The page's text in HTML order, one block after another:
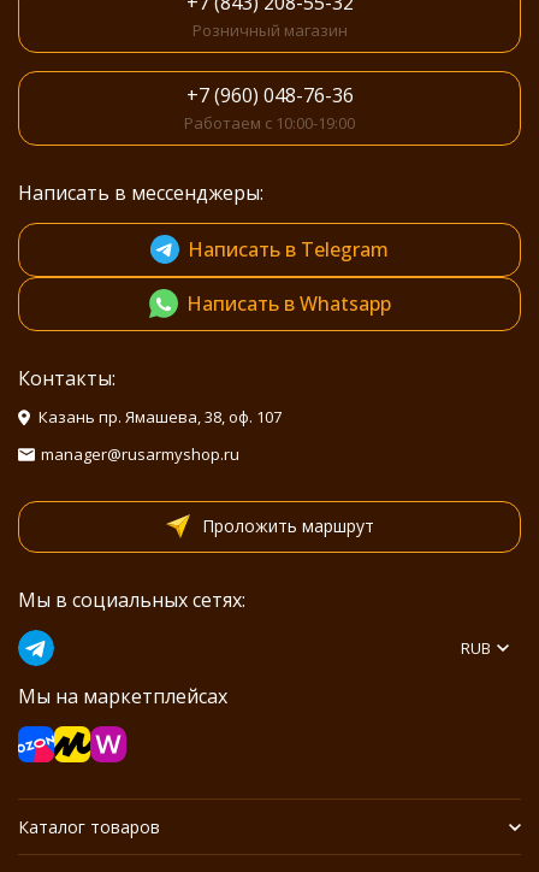
Розничный магазин
+7 (960) 048-76-36
Работаем с 10:00-19:00
Написать в мессенджеры:
Написать в Telegram
Написать в Whatsapp
Контакты:
Казань пр. Ямашева, 38, оф. 107
manager@rusarmyshop.ru
Проложить маршрут
Мы в социальных сетях:
Мы на маркетплейсах
RUB
Каталог товаров